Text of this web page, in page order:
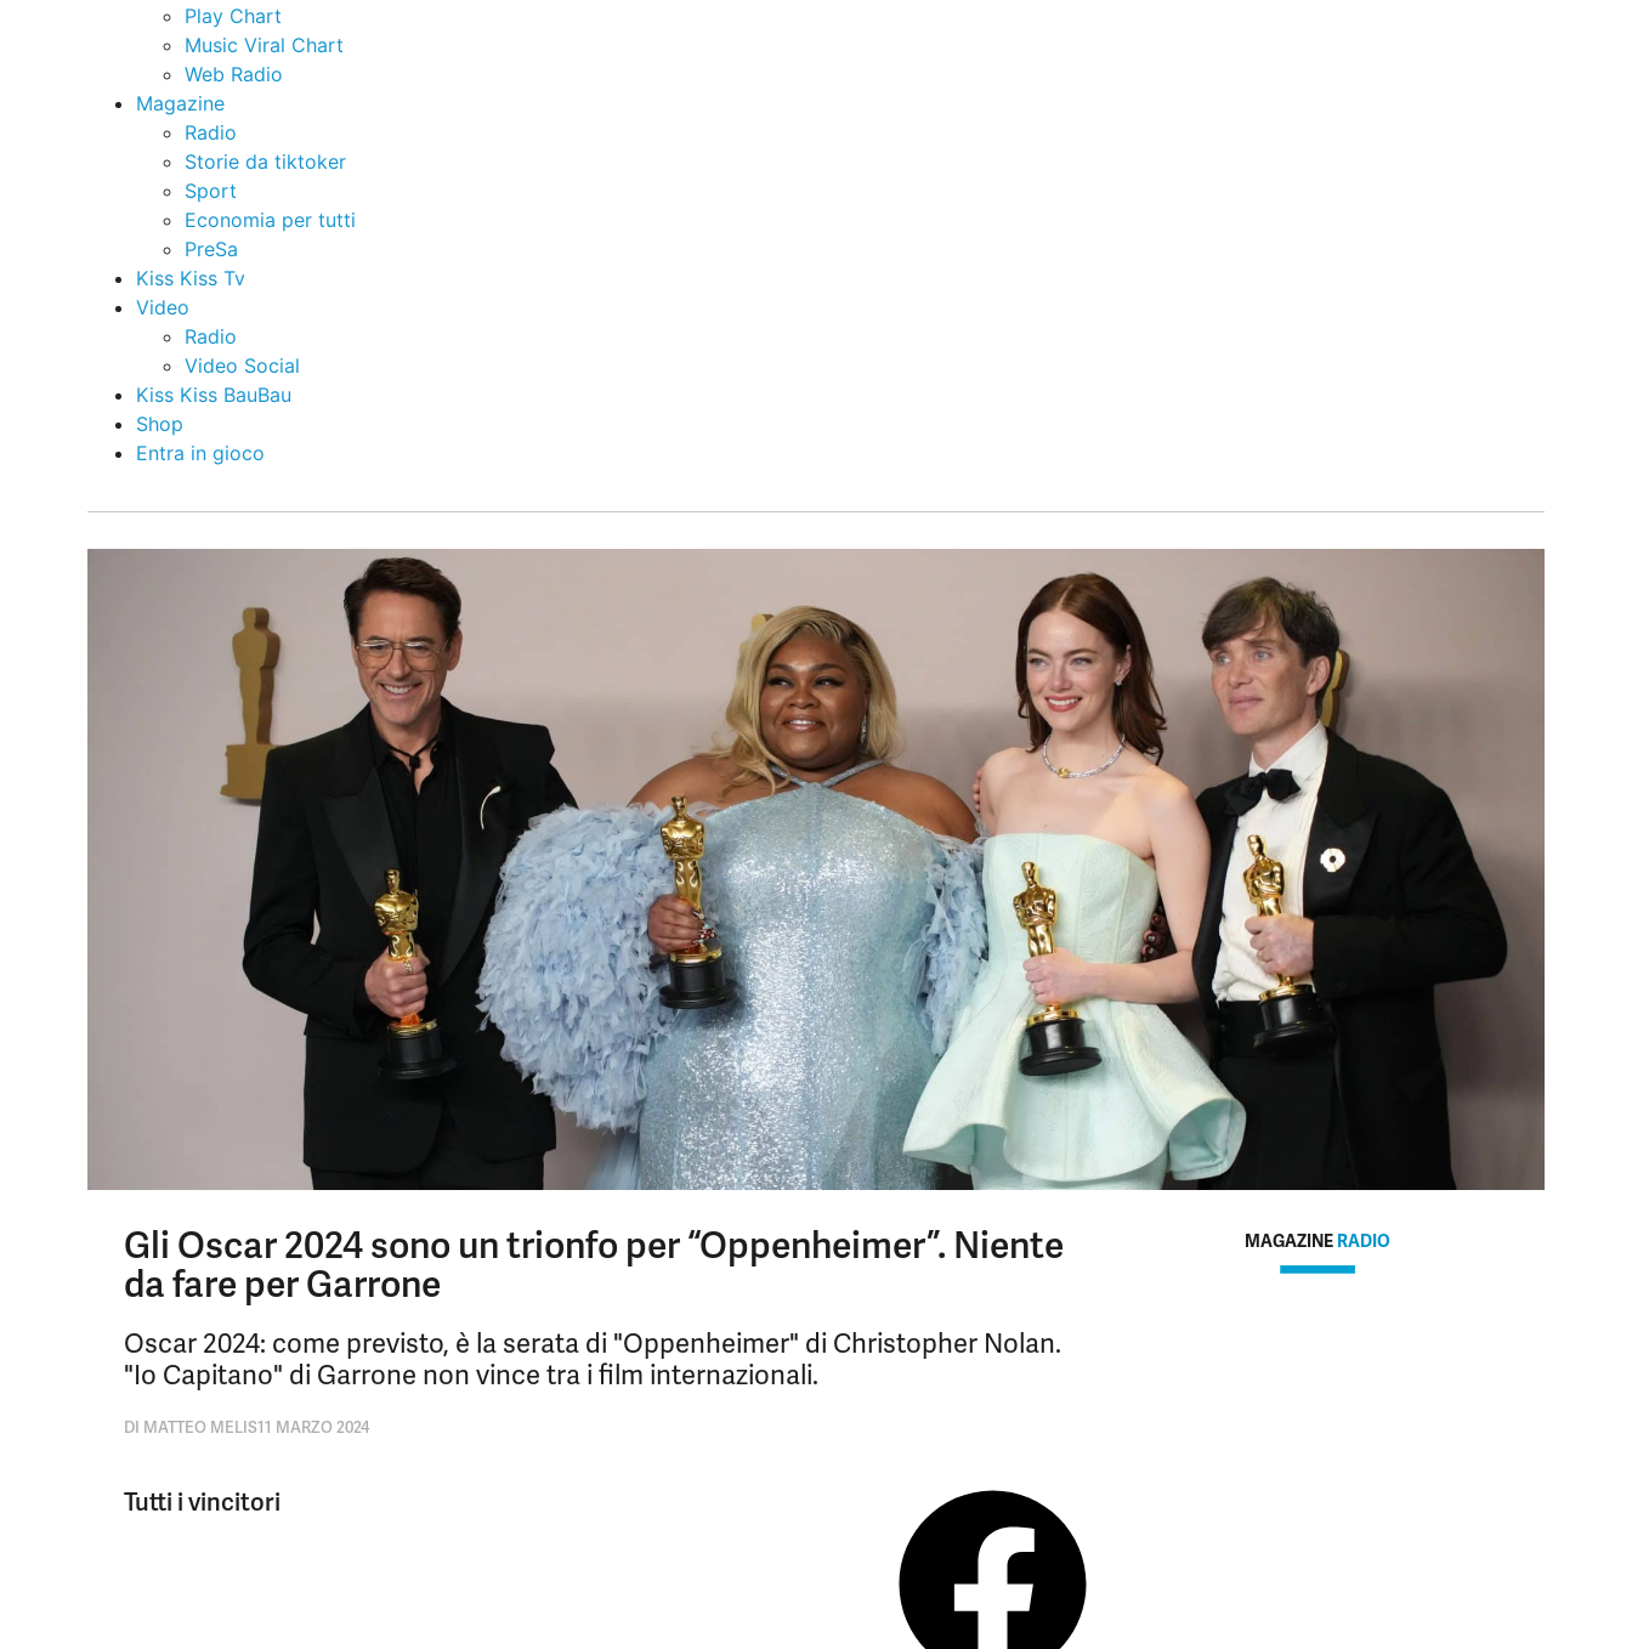
Play Chart
Music Viral Chart
Web Radio
Magazine
Radio
Storie da tiktoker
Sport
Economia per tutti
PreSa
Kiss Kiss Tv
Video
Radio
Video Social
Kiss Kiss BauBau
Shop
Entra in gioco
Gli Oscar 2024 sono un trionfo per “Oppenheimer”. Niente
da fare per Garrone
Oscar 2024: come previsto, è la serata di "Oppenheimer" di Christopher Nolan.
"Io Capitano" di Garrone non vince tra i film internazionali.
DI MATTEO MELIS11 MARZO 2024
Tutti i vincitori
MAGAZINE RADIO